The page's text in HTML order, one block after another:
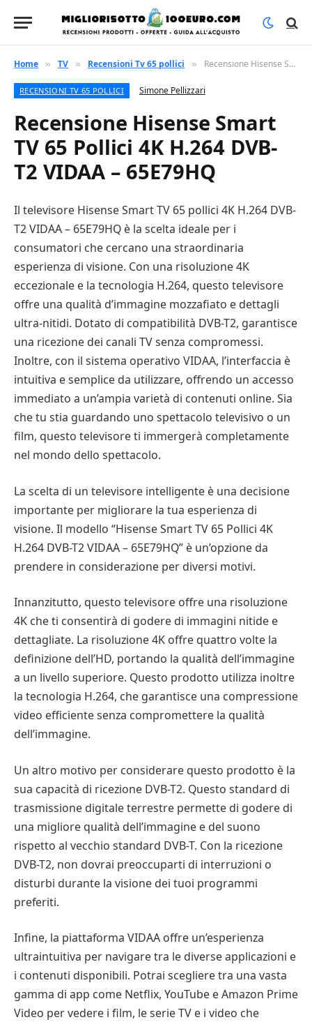
Home » TV » Recensioni Tv 65 pollici » Recensione Hisense Smart TV 65 Pollici 4K H.264 DVB-T2 VIDAA – 65E79HQ
RECENSIONI TV 65 POLLICI Simone Pellizzari
Recensione Hisense Smart
TV 65 Pollici 4K H.264 DVB-
T2 VIDAA – 65E79HQ
Il televisore Hisense Smart TV 65 pollici 4K H.264 DVB-
T2 VIDAA – 65E79HQ è la scelta ideale per i
consumatori che cercano una straordinaria
esperienza di visione. Con una risoluzione 4K
eccezionale e la tecnologia H.264, questo televisore
offre una qualità d’immagine mozzafiato e dettagli
ultra-nitidi. Dotato di compatibilità DVB-T2, garantisce
una ricezione dei canali TV senza compromessi.
Inoltre, con il sistema operativo VIDAA, l’interfaccia è
intuitiva e semplice da utilizzare, offrendo un accesso
immediato a un’ampia varietà di contenuti online. Sia
che tu stia guardando uno spettacolo televisivo o un
film, questo televisore ti immergerà completamente
nel mondo dello spettacolo.
La scelta di un televisore intelligente è una decisione
importante per migliorare la tua esperienza di
visione. Il modello “Hisense Smart TV 65 Pollici 4K
H.264 DVB-T2 VIDAA – 65E79HQ” è un’opzione da
prendere in considerazione per diversi motivi.
Innanzitutto, questo televisore offre una risoluzione
4K che ti consentirà di godere di immagini nitide e
dettagliate. La risoluzione 4K offre quattro volte la
definizione dell’HD, portando la qualità dell’immagine
a un livello superiore. Questo prodotto utilizza inoltre
la tecnologia H.264, che garantisce una compressione
video efficiente senza compromettere la qualità
dell’immagine.
Un altro motivo per considerare questo prodotto è la
sua capacità di ricezione DVB-T2. Questo standard di
trasmissione digitale terrestre permette di godere di
una migliore qualità dell’immagine e del suono
rispetto al vecchio standard DVB-T. Con la ricezione
DVB-T2, non dovrai preoccuparti di interruzioni o
disturbi durante la visione dei tuoi programmi
preferiti.
Infine, la piattaforma VIDAA offre un’esperienza
ultraintuitiva per navigare tra le diverse applicazioni e
i contenuti disponibili. Potrai scegliere tra una vasta
gamma di app come Netflix, YouTube e Amazon Prime
Video per vedere i film, le serie TV e i video che